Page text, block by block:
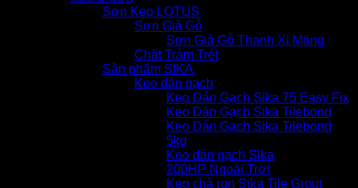
Sơn Keo LOTUS
Sơn Giả Gỗ
Sơn Giả Gỗ Thanh Xi Măng
Chất Trám Trét
Sản phẩm SIKA
Keo dán gạch
Keo Dán Gạch Sika 75 Easy Fix
Keo Dán Gạch Sika Tilebond
Keo Dán Gạch Sika Tilebond
5kg
Keo dán gạch Sika
200HP Ngoài Trời
Keo chà ron Sika Tile Grout